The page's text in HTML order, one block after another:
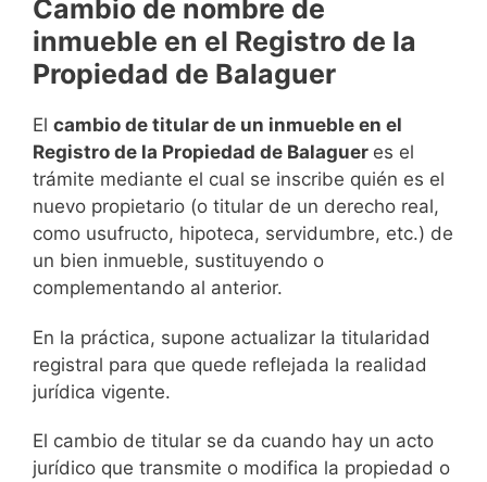
Cambio de nombre de
inmueble en el Registro de la
Propiedad de Balaguer
El cambio de titular de un inmueble en el
Registro de la Propiedad de Balaguer es el
trámite mediante el cual se inscribe quién es el
nuevo propietario (o titular de un derecho real,
como usufructo, hipoteca, servidumbre, etc.) de
un bien inmueble, sustituyendo o
complementando al anterior.
En la práctica, supone actualizar la titularidad
registral para que quede reflejada la realidad
jurídica vigente.
El cambio de titular se da cuando hay un acto
jurídico que transmite o modifica la propiedad o